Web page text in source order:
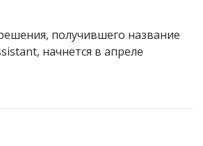
получившего название
начнется в апреле